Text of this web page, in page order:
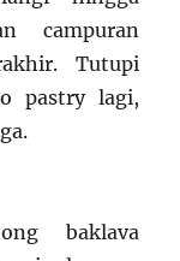
campuran
Tutupi
pastry lagi,
baklava